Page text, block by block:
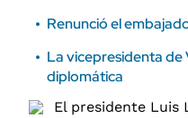
Renunció el
La vicepresidenta de
diplomática